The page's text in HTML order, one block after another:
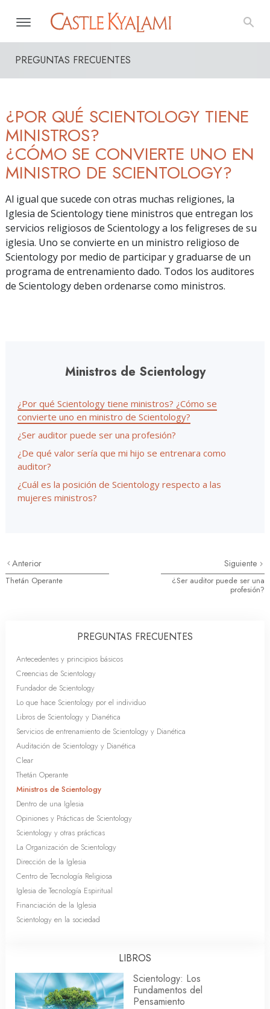
PREGUNTAS FRECUENTES
¿POR QUÉ SCIENTOLOGY TIENE
MINISTROS?
¿CÓMO SE CONVIERTE UNO EN
MINISTRO DE SCIENTOLOGY?
Al igual que sucede con otras muchas religiones, la
Iglesia de Scientology tiene ministros que entregan los
servicios religiosos de Scientology a los feligreses de su
iglesia. Uno se convierte en un ministro religioso de
Scientology por medio de participar y graduarse de un
programa de entrenamiento dado. Todos los auditores
de Scientology deben ordenarse como ministros.
Ministros de Scientology
¿Por qué Scientology tiene ministros? ¿Cómo se
convierte uno en ministro de Scientology?
¿Ser auditor puede ser una profesión?
¿De qué valor sería que mi hijo se entrenara como
auditor?
¿Cuál es la posición de Scientology respecto a las
mujeres ministros?
Anterior
Thetán Operante
Siguiente
¿Ser auditor puede ser una
profesión?
PREGUNTAS FRECUENTES
Antecedentes y principios básicos
Creencias de Scientology
Fundador de Scientology
Lo que hace Scientology por el individuo
Libros de Scientology y Dianética
Servicios de entrenamiento de Scientology y Dianética
Auditación de Scientology y Dianética
Clear
Thetán Operante
Ministros de Scientology
Dentro de una Iglesia
Opiniones y Prácticas de Scientology
Scientology y otras prácticas
La Organización de Scientology
Dirección de la Iglesia
Centro de Tecnología Religiosa
Iglesia de Tecnología Espiritual
Financiación de la Iglesia
Scientology en la sociedad
LIBROS
Scientology: Los
Fundamentos del
Pensamiento